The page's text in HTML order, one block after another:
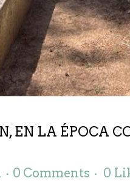
EN LA ÉPOCA
0 Comments 0